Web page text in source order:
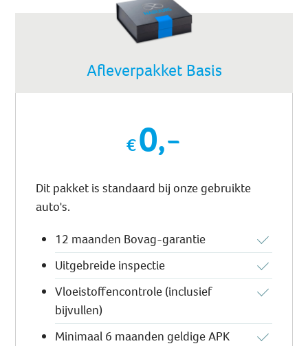
Afleverpakket Basis
0,-
Dit pakket is standaard bij onze gebruikte
auto's.
12 maanden Bovag-garantie
Uitgebreide inspectie
Vloeistoffencontrole (inclusief
bijvullen)
Minimaal 6 maanden geldige APK